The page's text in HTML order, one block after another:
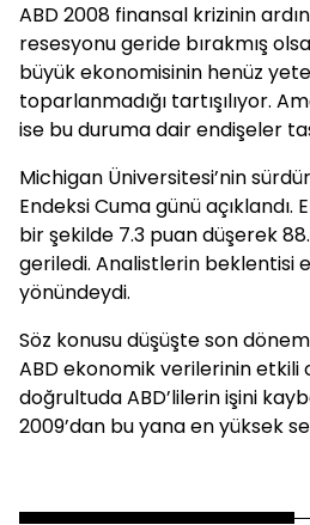
ABD 2008 finansal krizinin
resesyonu geride bırakmış
büyük ekonomisinin henüz
toparlanmadığı tartışılıyor.
ise bu duruma dair endişeler
Michigan Üniversitesi’nin
Endeksi Cuma günü
bir şekilde 7.3 puan düşerek
geriledi. Analistlerin beklentisi
yönündeydi.
Söz konusu düşüşte son
ABD ekonomik verilerinin etkili
doğrultuda ABD’lilerin işini
2009’dan bu yana en yüksek